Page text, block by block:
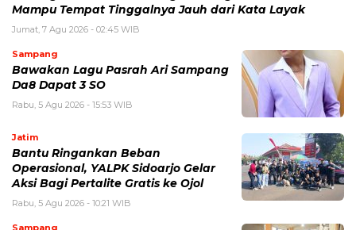
Mampu Tempat Tinggalnya Jauh dari Kata Layak
Jumat, 7 Agu 2026 - 02:45 WIB
Sampang
Bawakan Lagu Pasrah Ari Sampang
Da8 Dapat 3 SO
Rabu, 5 Agu 2026 - 15:53 WIB
Jatim
Bantu Ringankan Beban
Operasional, YALPK Sidoarjo Gelar
Aksi Bagi Pertalite Gratis ke Ojol
Rabu, 5 Agu 2026 - 10:21 WIB
Sampang